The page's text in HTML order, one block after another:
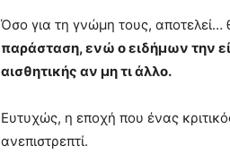
Όσο για τη γνώμη τους, αποτελεί…
παράσταση, ενώ ο ειδήμων την
αισθητικής αν μη τι άλλο.
Ευτυχώς, η εποχή που ένας
ανεπιστρεπτί.